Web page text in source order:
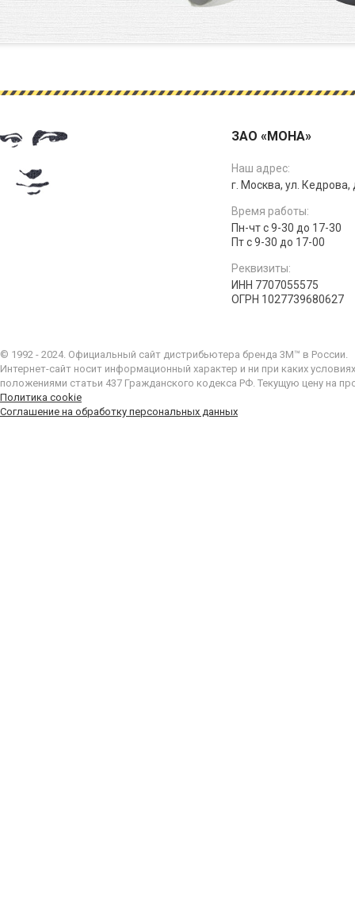
ЗАО «МОНА»
Наш адрес:
г. Москва, ул. Кедрова,
Время работы:
Пн-чт с 9-30 до 17-30
Пт с 9-30 до 17-00
Реквизиты:
ИНН 7707055575
ОГРН 1027739680627
© 1992 - 2024. Официальный сайт дистрибьютера бренда 3M™ в России.
Интернет-сайт носит информационный характер и ни при каких
положениями статьи 437 Гражданского кодекса РФ. Текущую цену на
Политика cookie
Соглашение на обработку персональных данных